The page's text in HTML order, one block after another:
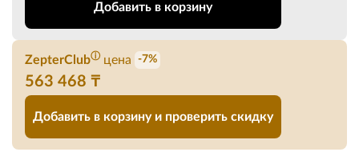
Добавить в корзину
ZepterClubⓘ цена -7%
563 468 ₸
Добавить в корзину и проверить скидку